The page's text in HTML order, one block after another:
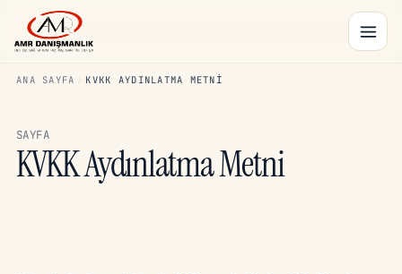
ANA SAYFA KVKK AYDINLATMA METNI
SAYFA
KVKK Aydınlatma Metni